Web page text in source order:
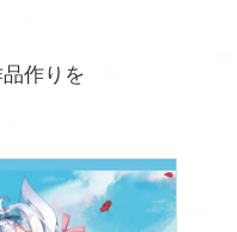
作りを